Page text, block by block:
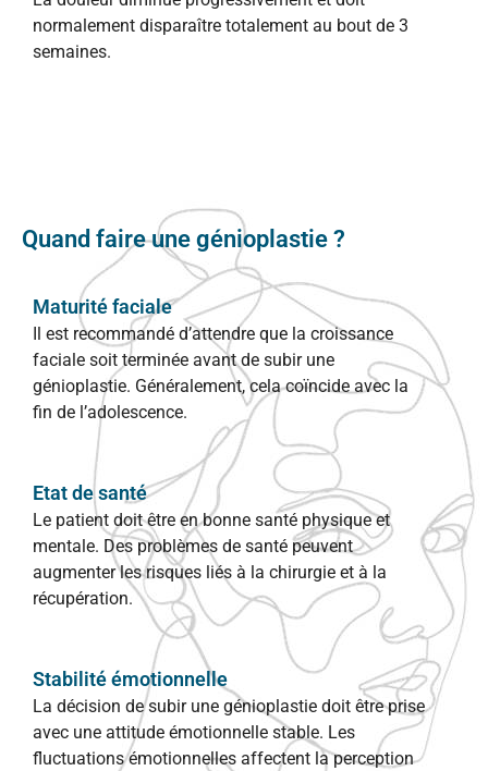
normalement disparaître totalement au bout de 3
semaines.
Quand faire une génioplastie ?
Maturité faciale
Il est recommandé d’attendre que la croissance
faciale soit terminée avant de subir une
génioplastie. Généralement, cela coïncide avec la
fin de l’adolescence.
Etat de santé
Le patient doit être en bonne santé physique et
mentale. Des problèmes de santé peuvent
augmenter les risques liés à la chirurgie et à la
récupération.
Stabilité émotionnelle
La décision de subir une génioplastie doit être prise
avec une attitude émotionnelle stable. Les
fluctuations émotionnelles affectent la perception